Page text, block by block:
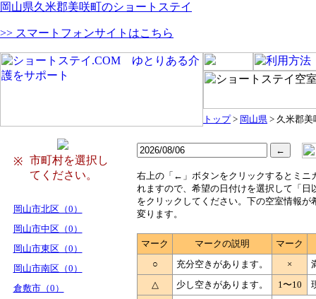
岡山県久米郡美咲町のショートステイ
>> スマートフォンサイトはこちら
トップ> 岡山県 > 久米郡美
※
市町村を選択し
てください。
岡山市北区（0）
岡山市中区（0）
岡山市東区（0）
岡山市南区（0）
倉敷市（0）
右上の「←」ボタンをクリックするとミニ
れますので、希望の日付けを選択して「日
をクリックしてください。下の空室情報が
変ります。
マーク マークの説明
マーク
○
充分空きがあります。 ×
△
少し空きがあります。 1〜10